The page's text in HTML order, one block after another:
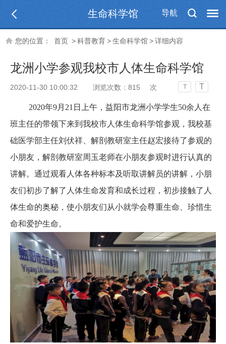
导航
生命科学馆
您的位置： 首页 >科普教育>生命科学馆>详细内容
龙洲小学参观我校市人体生命科学馆
2020-11-30 10:00:32 浏览次数： 815 次 T T
2020年9月21日上午，益阳市龙洲小学学生50余人在
班主任的带领下来到我校市人体生命科学馆参观，我校基
础医学部主任刘伏祥、解剖教研室主任赵宏接待了参观的
小朋友，解剖教研室周玉老师在小朋友参观时进行认真的
讲解。通过观看人体各种标本及听取讲解员的讲解，小朋
友们初步了解了人体生命发育和成长过程，初步接触了人
体生命的奥秘，使小朋友们从小就学会尊重生命、珍惜生
命和爱护生命。